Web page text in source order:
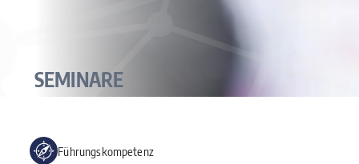
SEMINARE
Führungskompetenz